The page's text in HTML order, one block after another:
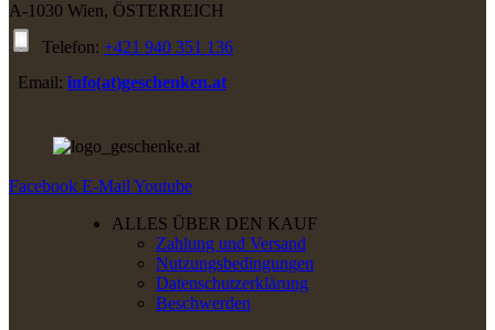
A-1030 Wien, ÖSTERREICH
Telefon: +421 940 351 136
Email: info(at)geschenken.at
Facebook E-Mail Youtube
ALLES ÜBER DEN KAUF
Zahlung und Versand
Nutzungsbedingungen
Datenschutzerklärung
Beschwerden